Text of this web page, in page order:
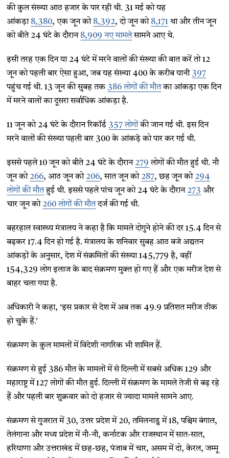
की कुल संख्या आठ हजार के पार रही थी. 31 मई को यह
आंकड़ा 8,380, एक जून को 8,392, दो जून को 8,171 था और तीन जून
को बीते 24 घंटे के दौरान 8,909 नए मामलेसामने आए थे.
इसी तरह एक दिन या 24 घंटे में मरने वालों की संख्या की बात करें तो 12
जून को पहली बार ऐसा हुआ, जब यह संख्या 400 के करीब यानी 397
पहुंच गई थी. 13 जून की सुबह तक 386 लोगों की मौतका आंकड़ा एक दिन
में मरने वालों का दूसरा सर्वाधिक आंकड़ा है.
11 जून को 24 घंटे के दौरान रिकॉर्ड 357 लोगोंकी जान गई थी. इस दिन
मरने वालों की संख्या पहली बार 300 के आंकड़े को पार कर गई थी.
इससे पहले 10 जून को बीते 24 घंटे के दौरान 279 लोगों की मौत हुई थी. नौ
जून को 266, आठ जून को 206, सात जून को 287, छह जून को 294
लोगों की मौतहुई थी. इससे पहले पांच जून को 24 घंटे के दौरान 273 और
चार जून को 260 लोगों की मौतदर्ज की गई थी.
बहरहाल स्वास्थ्य मंत्रालय ने कहा है कि मामले दोगुने होने की दर 15.4 दिन से
बढ़कर 17.4 दिन हो गई है. मंत्रालय के शनिवार सुबह आठ बजे अद्यतन
आंकड़ों के अनुसार, देश में संक्रमितों की संख्या 145,779 है, वहीं
154,329 लोग इलाज के बाद संक्रमण मुक्त हो गए हैं और एक मरीज देश से
बाहर चला गया है.
अधिकारी ने कहा, ‘इस प्रकार से देश में अब तक 49.9 प्रतिशत मरीज ठीक
हो चुके हैं.’
संक्रमण के कुल मामलों में विदेशी नागरिक भी शामिल हैं.
संक्रमण से हुई 386 मौत के मामलों में से दिल्ली में सबसे अधिक 129 और
महाराष्ट्र में 127 लोगों की मौत हुई. दिल्ली में संक्रमण के मामले तेजी से बढ़ रहे
हैं और पहली बार शुक्रवार को दो हजार से ज्यादा मामले सामने आए.
संक्रमण से गुजरात में 30, उत्तर प्रदेश में 20, तमिलनाडु में 18, पश्चिम बंगाल,
तेलंगाना और मध्य प्रदेश में नौ-नौ, कर्नाटक और राजस्थान में सात-सात,
हरियाणा और उत्तराखंड में छह-छह, पंजाब में चार, असम में दो, केरल, जम्मू